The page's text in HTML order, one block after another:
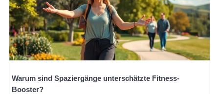
Warum sind Spaziergänge unterschätzte Fitness-
Booster?